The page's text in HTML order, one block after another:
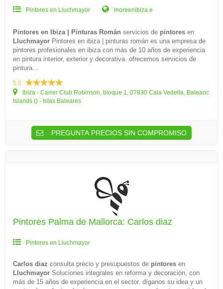
Pintores en Lluchmayor inoreenibiza.e
Pintores en Ibiza | Pinturas Román servicios de pintores en
Lluchmayor Pintores en ibiza | pinturas román es una empresa de
pintores profesionales en ibiza con más de 10 años de experiencia
en pintura interior, exterior y decorativa. ofrecemos servicios de
pintura...
5.0
Ibiza - Carrer Club Robinson, bloque 1, 07830 Cala Vedella, Balearic
Islands () - Islas Baleares
PREGUNTA PRECIOS SIN COMPROMISO
Pintores Palma de Mallorca: Carlos diaz
Pintores en Lluchmayor
Carlos diaz consulta precio y presupuestos de pintores en
Lluchmayor Soluciones integrales en reforma y decoración, con
más de 15 años de experiencia en el sector. díganos su idea y un